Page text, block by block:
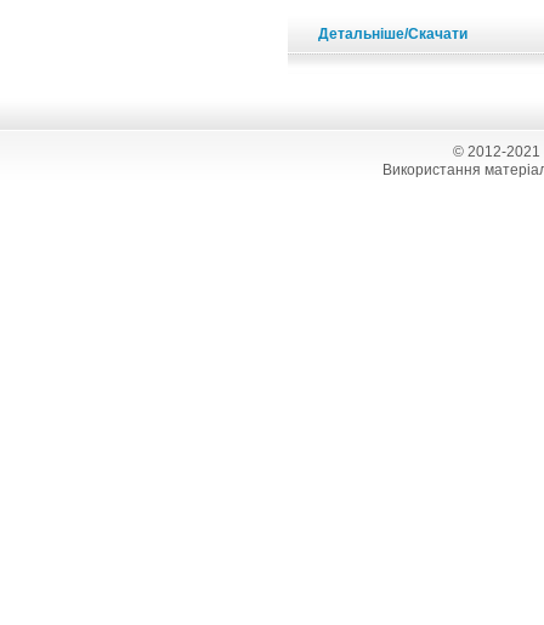
Детальніше/Скачати
© 2012-2021
Використання